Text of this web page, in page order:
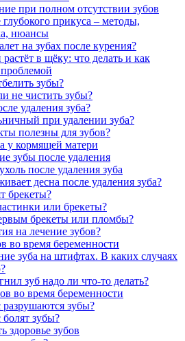
при полном отсутствии зубов
прикуса – методы,
нюансы
на зубах после курения?
в щёку: что делать и как
проблемой
зубы?
не чистить зубы?
удаления зуба?
при удалении зуба?
полезны для зубов?
у кормящей матери
зубы после удаления
после удаления зуба
десна после удаления зуба?
брекеты?
или брекеты?
брекеты или пломбы?
на лечение зубов?
во время беременности
зуба на штифтах. В каких случаях
зуб надо ли что-то делать?
во время беременности
зубы?
зубы?
здоровье зубов